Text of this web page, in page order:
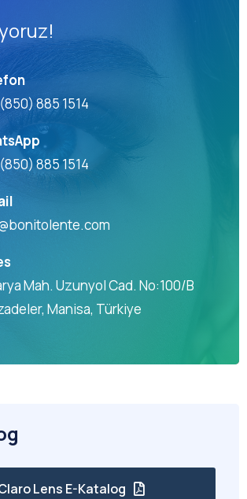
885 1514
885 1514
Mah. Uzunyol Cad. No:100/B
Manisa, Türkiye
Lens E-Katalog